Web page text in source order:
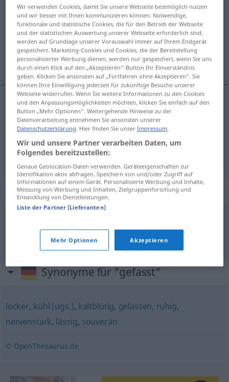
gefasstadj
Übersicht aller Übersetzungen
(Für mehr Details die Übersetzung anklicken/antippen)
pri-, sabran, priseban
pri-,sabran gefasstruhig
priseban gefasst
Beispielsätze für "gefasst"
Synonyme für "gefasst"
locker, kühl (ugs.), kaltblütig, gelassen, ruhig,
nervenstark, lässig, souverän
© OpenThesaurus.de
Wir verwenden Cookies, damit Sie unsere Webseite bestmöglich nutzen
und wir besser mit Ihnen kommunizieren können. Notwendige,
funktionale und statistische Cookies, die für den Betrieb der Webseite
und der statistischen Auswertung unserer Webseite erforderlich sind,
werden auf Grundlage unserer Vorauswahl immer auf Ihrem Endgerät
gespeichert. Marketing-Cookies und Cookies, die der Bereitstellung
personalisierter Werbung dienen, werden nur gespeichert, wenn Sie uns
durch einen Klick auf den „Akzeptieren“-Button Ihr Einverständnis
geben. Klicken Sie ansonsten auf „Fortfahren ohne Akzeptieren“. Sie
können Ihre Einwilligung jederzeit für zukünftige Besuche unserer
Webseite widerrufen. Wenn Sie weitere Informationen zu den Cookies
und den Anpassungsmöglichkeiten möchten, klicken Sie einfach auf den
Button „Mehr Optionen“. Weitergehende Hinweise zu der
Datenverarbeitung entnehmen Sie ansonsten unserer
Datenschutzerklärung. Hier finden Sie unserImpressum.
Wir und unsere Partner verarbeiten Daten, um
Folgendes bereitzustellen:
Genaue Geolocation-Daten verwenden. Geräteeigenschaften zur
Identifikation aktiv abfragen. Speichern von und/oder Zugriff auf
Informationen auf einem Gerät. Personalisierte Werbung und Inhalte,
Messung von Werbung und Inhalten, Zielgruppenforschung und
Entwicklung von Dienstleistungen.
Liste der Partner (Lieferanten)
Mehr Optionen Akzeptieren